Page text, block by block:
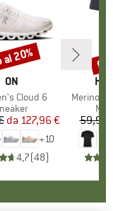
MARCHIO
ON
Cloud 6
di prodotti
Prezzo
Prezzo ridotto
da 127,96 €
+10
4,7(48)
20%
Articolo
MerinoMix150
59,95